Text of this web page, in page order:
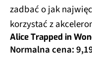
zadbać o jak
korzystać z
Alice Trapped in
Normalna cena: